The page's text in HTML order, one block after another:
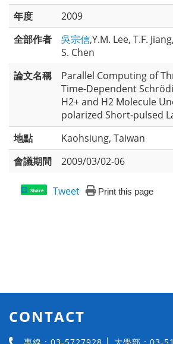
年度
2009
全部作者
吳宗信,Y.M. Lee, T.F.
S. Chen
論文名稱
Parallel Computing of
Time-Dependent
H2+ and H2 Molecule
polarized Short-pulsed
地點
Kaohsiung, Taiwan
會議期間
2009/03/02-06
Share Tweet Print this page
CONTACT